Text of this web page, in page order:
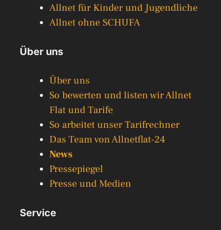
Allnet für Kinder und Jugendliche
Allnet ohne SCHUFA
Über uns
Über uns
So bewerten und listen wir Allnet
Flat und Tarife
So arbeitet unser Tarifrechner
Das Team von Allnetflat-24
News
Pressepiegel
Presse und Medien
Service